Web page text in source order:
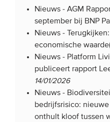
Nieuws -AGM
september bij BNP
Nieuws -
economische
Nieuws - Platform
publiceert rapport
14/01/2026
Nieuws -
bedrijfsrisico:
onthult kloof tussen